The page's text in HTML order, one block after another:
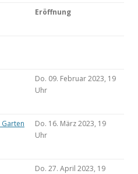
Eröffnung
Do. 09. Februar 2023, 19
Uhr
Do. 16. März 2023, 19
Uhr
Do. 27. April 2023, 19